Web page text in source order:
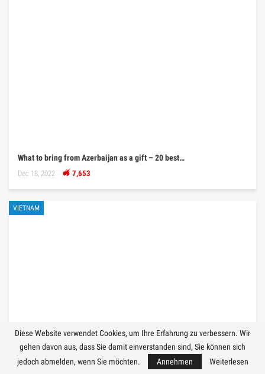
What to bring from Azerbaijan as a gift – 20 best…
Dec 18, 2022 7,653
VIETNAM
Diese Website verwendet Cookies, um Ihre Erfahrung zu verbessern. Wir
gehen davon aus, dass Sie damit einverstanden sind, Sie können sich
jedoch abmelden, wenn Sie möchten.
Annehmen Weiterlesen